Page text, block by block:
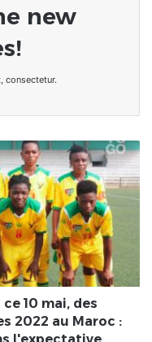
new
consectetur.
10 mai, des
2022 au Maroc :